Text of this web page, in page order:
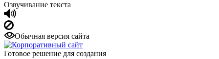
Озвучивание текста
Обычная версия сайта
Готовое решение для создания